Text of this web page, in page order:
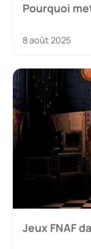
Pourquoi
8 août 2025
Jeux FNAF